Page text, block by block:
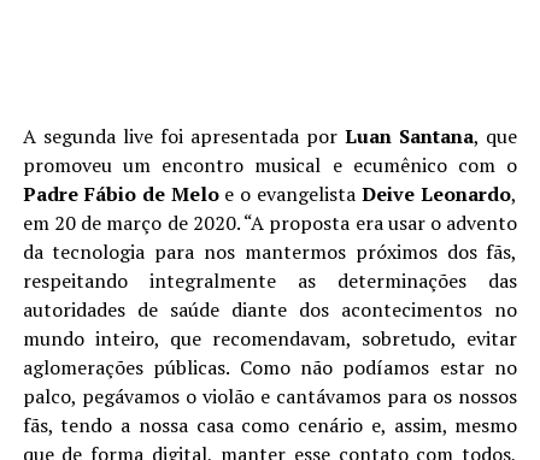
A segunda live foi apresentada porLuan Santana, que
promoveu um encontro musical e ecumênico com o
Padre Fábio de Meloe o evangelistaDeive Leonardo,
em 20 de março de 2020. “A proposta era usar o advento
da tecnologia para nos mantermos próximos dos fãs,
respeitando integralmente as determinações das
autoridades de saúde diante dos acontecimentos no
mundo inteiro, que recomendavam, sobretudo, evitar
aglomerações públicas. Como não podíamos estar no
palco, pegávamos o violão e cantávamos para os nossos
fãs, tendo a nossa casa como cenário e, assim, mesmo
que de forma digital, manter esse contato com todos,